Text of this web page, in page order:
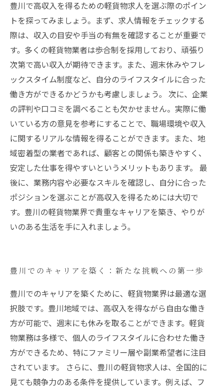
豊川で高収入を得るための軽貨物求人を選ぶ際のポイン
トを探ってみましょう。まず、求人情報をチェックする
際は、収入の目安や手当の有無を確認することが重要で
す。多くの軽貨物業者は歩合制を採用しており、頑張り
次第で高い収入が期待できます。また、週末休みやフレ
ックスタイム制度など、自分のライフスタイルに合った
働き方ができるかどうかも考慮しましょう。 次に、企業
の評判や口コミを調べることも欠かせません。実際に働
いている方の意見を参考にすることで、職場環境や収入
に関するリアルな情報を得ることができます。また、地
域密着型の業者であれば、顧客との関係も築きやすく、
安定した仕事を得やすいというメリットもあります。 最
後に、業務内容や必要なスキルを確認し、自分に合った
ポジションを選ぶことが高収入を得るためには大切で
す。豊川の軽貨物業界で貴重なキャリアを築き、やりが
いのある生活を手に入れましょう。
豊川でのキャリアを築く：新たな挑戦への第一歩
豊川でのキャリアを築くために、軽貨物業界は最適な選
択肢です。豊川地域では、高収入を得ながら自由な働き
方が可能で、週末にも休みを取ることができます。軽貨
物業務は多様で、個人のライフスタイルに合わせた働き
方ができるため、特にファミリー層や副業希望者に注目
されています。 さらに、豊川の軽貨物求人は、全国的に
見ても競争力のある条件を提供しています。例えば、フ